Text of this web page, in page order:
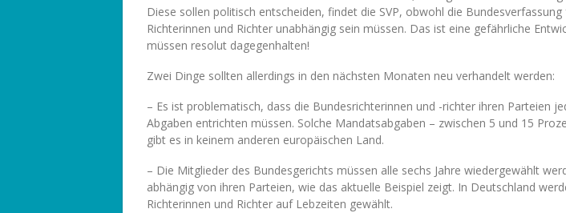
Diese sollen politisch entscheiden, findet die SVP, obwohl die
Richterinnen und Richter unabhängig sein müssen. Das ist eine gefährliche
müssen resolut dagegenhalten!
Zwei Dinge sollten allerdings in den nächsten Monaten neu verhandelt werden:
– Es ist problematisch, dass die Bundesrichterinnen und -richter ihren Parteien
Abgaben entrichten müssen. Solche Mandatsabgaben – zwischen 5 und 15
gibt es in keinem anderen europäischen Land.
– Die Mitglieder des Bundesgerichts müssen alle sechs Jahre wiedergewählt
abhängig von ihren Parteien, wie das aktuelle Beispiel zeigt. In Deutschland
Richterinnen und Richter auf Lebzeiten gewählt.